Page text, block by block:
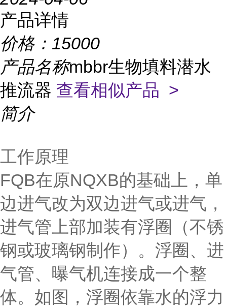
产品详情
价格： 15000
产品名称mbbr生物填料潜水
推流器 查看相似产品 >
简介
工作原理
FQB在原NQXB的基础上，单
边进气改为双边进气或进气，
进气管上部加装有浮圈（不锈
钢或玻璃钢制作）。浮圈、进
气管、曝气机连接成一个整
体。如图，浮圈依靠水的浮力